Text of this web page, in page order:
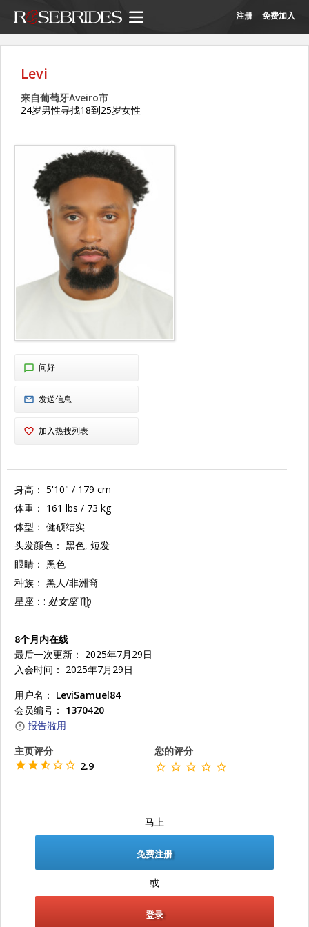
注册 免费加入
Levi
来自葡萄牙Aveiro市
24岁男性寻找18到25岁女性
问好
发送信息
加入热搜列表
身高： 5'10" / 179 cm
体重： 161 lbs / 73 kg
体型： 健硕结实
头发颜色： 黑色, 短发
眼睛： 黑色
种族： 黑人/非洲裔
星座：: 处女座
8个月内在线
最后一次更新： 2025年7月29日
入会时间： 2025年7月29日
用户名： LeviSamuel84
会员编号： 1370420
报告滥用
主页评分
2.9
您的评分
马上
免费注册
或
登录